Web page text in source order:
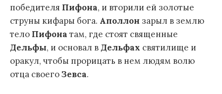
победителя Пифона, и вторили ей золотые
струны кифары бога. Аполлон зарыл в землю
тело Пифона там, где стоят священные
Дельфы, и основал вДельфах святилище и
оракул, чтобы прорицать в нем людям волю
отца своегоЗевса.